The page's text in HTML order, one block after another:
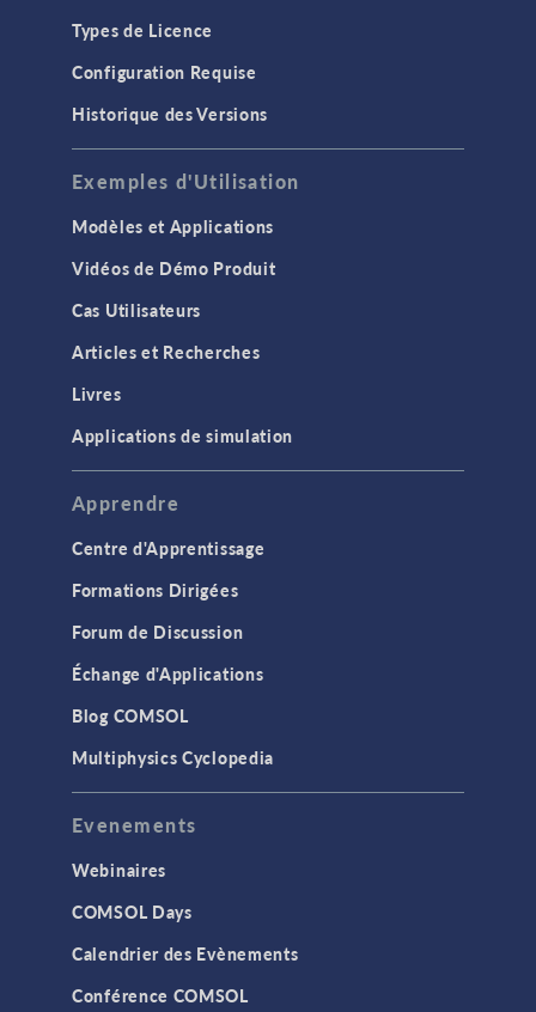
GÉNÉRAL
Calcul cluster & cloud
Etudes et solveurs
Interface utilisateur
Interfaces physiques
Modélisation basée sur les équations
INTERFACES
la CAO
Mécanique des structures
MEMS & dispositifs piezoélectriques
Types de Licence
Configuration Requise
Historique des Versions
Exemples d'Utilisation
Modèles et Applications
Vidéos de Démo Produit
Cas Utilisateurs
Articles et Recherches
Livres
Applications de simulation
Apprendre
Centre d'Apprentissage
Formations Dirigées
Forum de Discussion
Échange d'Applications
Blog COMSOL
Multiphysics Cyclopedia
Evenements
Webinaires
COMSOL Days
Calendrier des Evènements
Conférence COMSOL